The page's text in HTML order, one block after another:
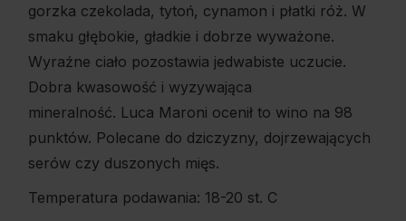
gorzka czekolada, tytoń, cynamon i płatki róż. W
smaku głębokie, gładkie i dobrze wyważone.
Wyraźne ciało pozostawia jedwabiste uczucie.
Dobra kwasowość i wyzywająca
mineralność. Luca Maroni ocenił to wino na 98
punktów. Polecane do dziczyzny, dojrzewających
serów czy duszonych mięs.
Temperatura podawania: 18-20 st. C